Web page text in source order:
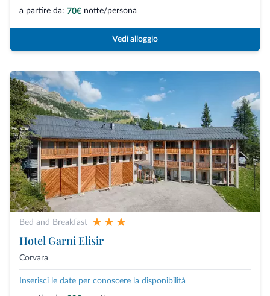
a partire da: 70€ notte/persona
Vedi alloggio
Bed and Breakfast
Hotel Garni Elisir
Corvara
Inserisci le date per conoscere la disponibilità